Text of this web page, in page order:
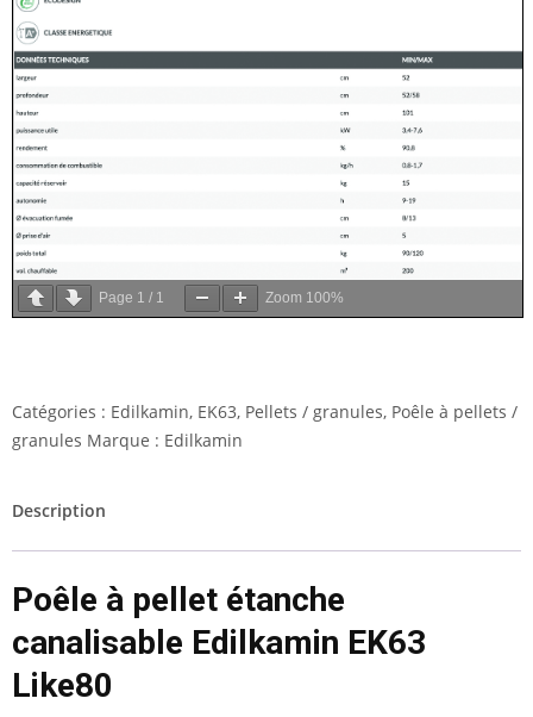
Page 1 / 1 Zoom 100%
Catégories : Edilkamin, EK63, Pellets / granules, Poêle à pellets /
granules Marque : Edilkamin
Description
Poêle à pellet étanche
canalisable Edilkamin EK63
Like80